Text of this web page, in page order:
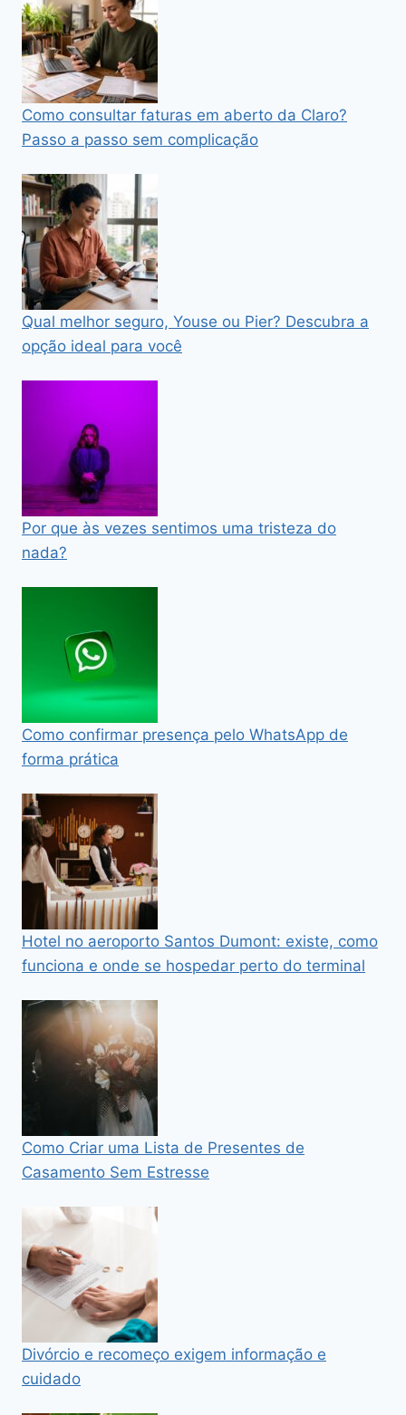
Como consultar faturas em aberto da Claro?
Passo a passo sem complicação
Qual melhor seguro, Youse ou Pier? Descubra a
opção ideal para você
Por que às vezes sentimos uma tristeza do
nada?
Como confirmar presença pelo WhatsApp de
forma prática
Hotel no aeroporto Santos Dumont: existe, como
funciona e onde se hospedar perto do terminal
Como Criar uma Lista de Presentes de
Casamento Sem Estresse
Divórcio e recomeço exigem informação e
cuidado